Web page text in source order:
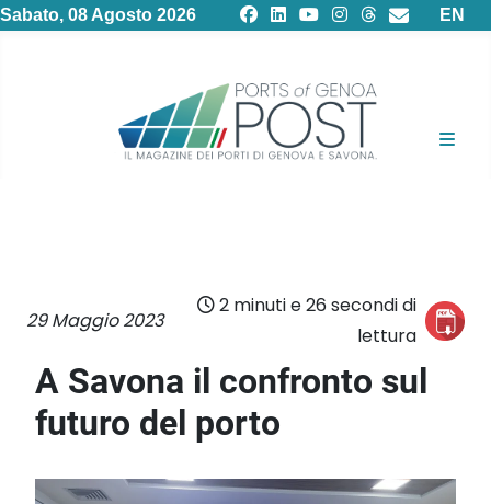
Sabato, 08 Agosto 2026 EN
29 Maggio 2023
2 minuti e 26 secondi di
lettura
A Savona il confronto sul
futuro del porto